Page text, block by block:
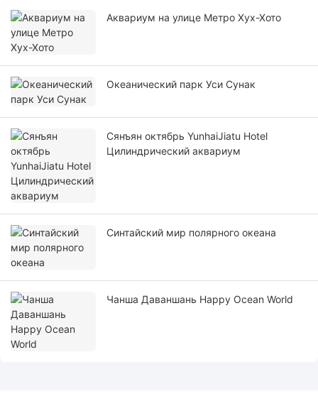
Аквариум на улице Метро Хух-Хото
Океанический парк Уси Сунак
Сянъян октябрь YunhaiJiatu Hotel
Цилиндрический аквариум
Синтайский мир полярного океана
Чанша Даваншань Happy Ocean World